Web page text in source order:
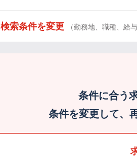
検索条件を変更 （勤務地、職種、給
条件に合う
条件を変更して、